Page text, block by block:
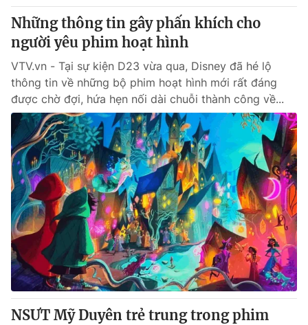
Những thông tin gây phấn khích cho
người yêu phim hoạt hình
VTV.vn - Tại sự kiện D23 vừa qua, Disney đã hé lộ
thông tin về những bộ phim hoạt hình mới rất đáng
được chờ đợi, hứa hẹn nối dài chuỗi thành công về...
NSƯT Mỹ Duyên trẻ trung trong phim